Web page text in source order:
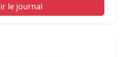
le journal